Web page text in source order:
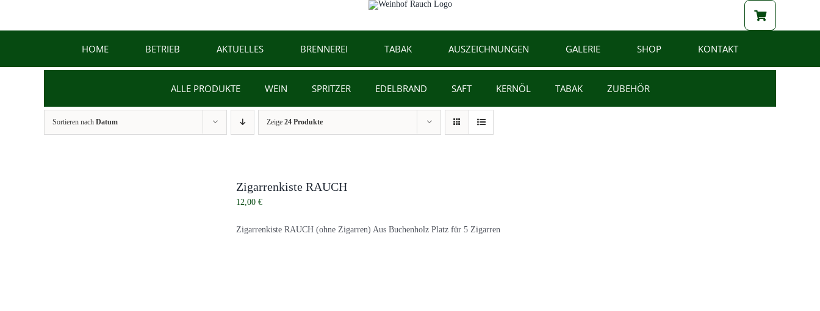
HOME BETRIEB AKTUELLES BRENNEREI TABAK AUSZEICHNUNGEN GALERIE SHOP KONTAKT
ALLE PRODUKTE WEIN SPRITZER EDELBRAND SAFT KERNÖL TABAK ZUBEHÖR
Sortieren nach Datum Zeige 24 Produkte
Zigarrenkiste RAUCH
12,00 €
Zigarrenkiste RAUCH (ohne Zigarren) Aus Buchenholz Platz für 5 Zigarren